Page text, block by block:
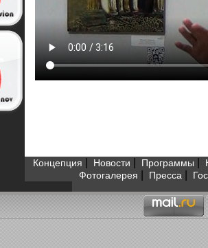
Концепция Новости Программы
Фотогалерея
Пресса